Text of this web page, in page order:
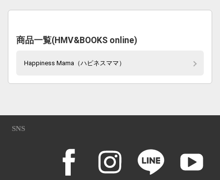
商品一覧(HMV&BOOKS online)
Happiness Mama（ハピネスママ）
SNS